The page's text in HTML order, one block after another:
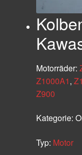
Motorräder:
Z1000A1,
Z900
Kategorie:
Typ: Motor